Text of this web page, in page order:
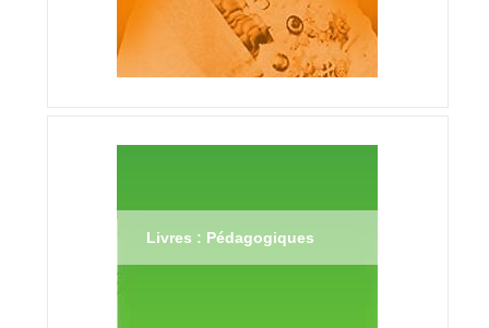
Livres : Pédagogiques